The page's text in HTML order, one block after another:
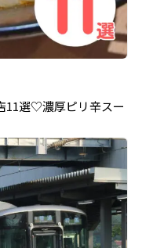
11選♡濃厚ピリ辛スー